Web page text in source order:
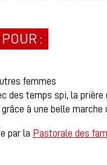
:
femmes
des temps spi, la
à une belle
par la Pastorale des